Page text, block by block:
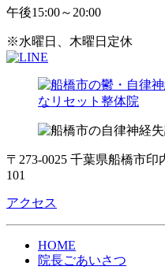
午後15:00～20:00
※水曜日、木曜日定休
〒273-0025 千葉県船橋市
101
アクセス
HOME
院長ごあいさつ